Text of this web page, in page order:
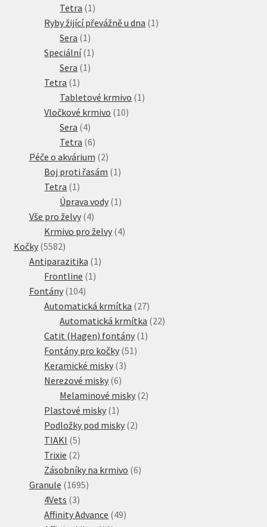
produkty
Tetra 1 1
produkt
Ryby žijící převážně u dna 1 1
Sera 1 1
produkt
Speciální 1 1
Sera 1 1
Tetra 1 1
produkt
Tabletové krmivo 1 1
Vločkové krmivo 1010
Sera 44
produkty
Tetra 66
produktů
Péče o akvárium 22
produkty
Boj proti řasám 1 1
Tetra 1 1
produkt
Úprava vody 1 1
Vše pro želvy 44
produkty
Krmivo pro želvy 44
Kočky 55825582
produktů
Antiparazitika 1 1
Frontline 1 1
Fontány 104104
produktů
Automatická krmítka 2727
produktů
Automatická krmítka 2222
Catit (Hagen) fontány 1 1
Fontány pro kočky 51 51
Keramické misky 33
Nerezové misky 66
produktů
Melaminové misky 22
Plastové misky 1 1
produkt
Podložky pod misky 22
TIAKI 55
produktů
Trixie 22
produkty
Zásobníky na krmivo 66
Granule 16951695
4Vets 33
produkty
Affinity Advance 4949